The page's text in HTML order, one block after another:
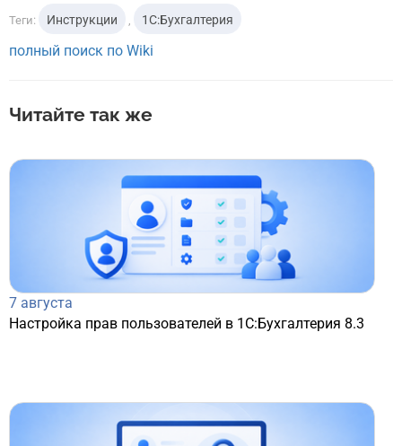
Теги: Инструкции 1С:Бухгалтерия
полный поиск по Wiki
Читайте так же
7 августа
Настройка прав пользователей в 1С:Бухгалтерия 8.3